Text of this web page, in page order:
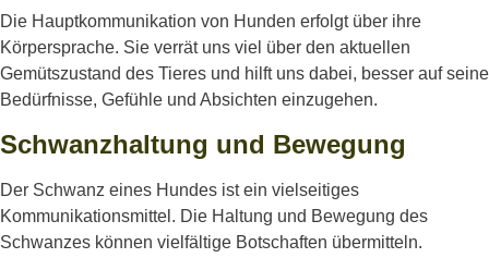
Die Hauptkommunikation von Hunden erfolgt über ihre
Körpersprache. Sie verrät uns viel über den aktuellen
Gemütszustand des Tieres und hilft uns dabei, besser auf seine
Bedürfnisse, Gefühle und Absichten einzugehen.
Schwanzhaltung und Bewegung
Der Schwanz eines Hundes ist ein vielseitiges
Kommunikationsmittel. Die Haltung und Bewegung des
Schwanzes können vielfältige Botschaften übermitteln.